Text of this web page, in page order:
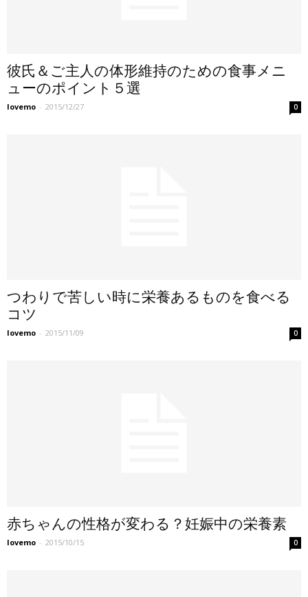
彼氏＆ご主人の体形維持のための食事メニ
ューのポイント５選
lovemo - 2015/12/27 0
つわりで苦しい時に栄養あるものを食べる
コツ
lovemo - 2015/11/09 0
赤ちゃんの性格が変わる？妊娠中の栄養素
lovemo - 2015/10/15 0